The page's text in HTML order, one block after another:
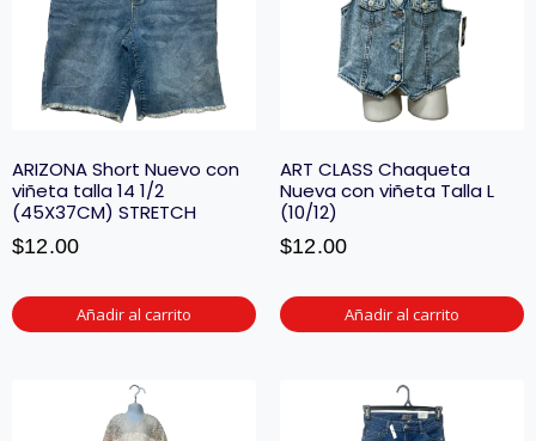
ARIZONA Short Nuevo con
viñeta talla 14 1/2
(45X37CM) STRETCH
$12.00
Añadir al carrito
ART CLASS Chaqueta
Nueva con viñeta Talla L
(10/12)
$12.00
Añadir al carrito